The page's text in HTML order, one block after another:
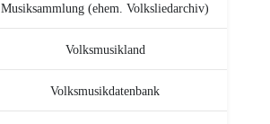
Musiksammlung (ehem. Volksliedarchiv)
Volksmusikland
Volksmusikdatenbank